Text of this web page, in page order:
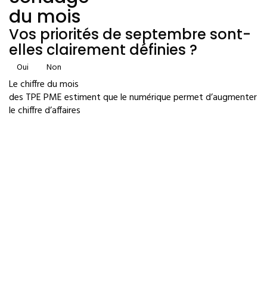
du mois
Vos priorités de septembre sont-
elles clairement définies ?
Oui Non
Le chiffre du mois
des TPE PME estiment que le numérique permet d’augmenter
le chiffre d’affaires